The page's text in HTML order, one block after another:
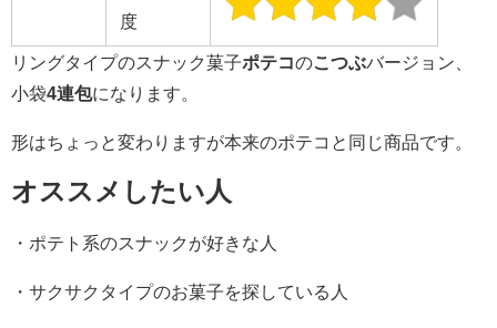
度
リングタイプのスナック菓子ポテコのこつぶバージョン、
小袋4連包になります。
形はちょっと変わりますが本来のポテコと同じ商品です。
オススメしたい人
・ポテト系のスナックが好きな人
・サクサクタイプのお菓子を探している人